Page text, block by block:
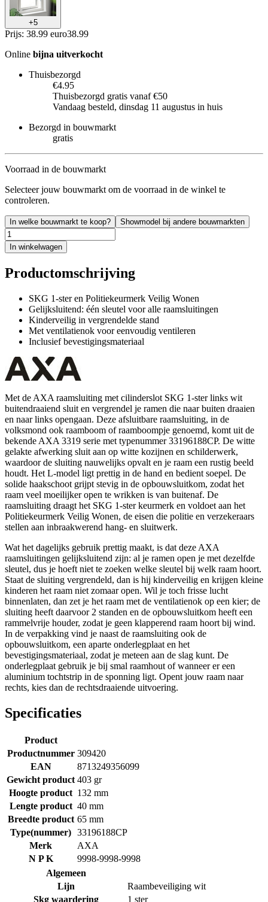
+5
Prijs: 38.99 euro38.99
Online bijna uitverkocht
Thuisbezorgd
€4.95
Thuisbezorgd gratis vanaf €50
Vandaag besteld, dinsdag 11 augustus in huis
Bezorgd in bouwmarkt
gratis
Voorraad in de bouwmarkt
Selecteer jouw bouwmarkt om de voorraad in de winkel te
controleren.
In welke bouwmarkt te koop? Showmodel bij andere bouwmarkten
In winkelwagen
Productomschrijving
SKG 1-ster en Politiekeurmerk Veilig Wonen
Gelijksluitend: één sleutel voor alle raamsluitingen
Kinderveilig in vergrendelde stand
Met ventilatienok voor eenvoudig ventileren
Inclusief bevestigingsmateriaal
Met de AXA raamsluiting met cilinderslot SKG 1-ster links wit
buitendraaiend sluit en vergrendel je ramen die naar buiten draaien
en naar links opengaan. Deze afsluitbare raamsluiting, in de
volksmond ook raamboom of raamboompje genoemd, komt uit de
bekende AXA 3319 serie met typenummer 33196188CP. De witte
gelakte afwerking sluit aan op witte kozijnen en schilderwerk,
waardoor de sluiting nauwelijks opvalt en je raam een rustig beeld
houdt. Het L-model ligt prettig in de hand en bedient soepel. De
solide haakschoot grijpt stevig in de opbouwsluitkom, zodat het
raam veel moeilijker open te wrikken is van buitenaf. De
raamsluiting draagt het SKG 1-ster keurmerk en voldoet aan het
Politiekeurmerk Veilig Wonen, de eisen die politie en verzekeraars
stellen aan inbraakwerend hang- en sluitwerk.
Wat het dagelijks gebruik prettig maakt, is dat deze AXA
raamsluitingen gelijksluitend zijn: al je ramen open je met dezelfde
sleutel, dus je hoeft niet te zoeken welke sleutel bij welk raam hoort.
Staat de sluiting vergrendeld, dan is hij kinderveilig en krijgen kleine
kinderen het raam niet zomaar open. Wil je toch frisse lucht
binnenlaten, dan zet je het raam met de ventilatienok op een kier; de
sluiting heeft daarvoor 2 standen en de opbouwsluitkom heeft een
rammelvrije houder, zodat je geen klapperend raam hoort bij wind.
In de verpakking vind je naast de raamsluiting ook de
opbouwsluitkom, een aparte onderlegplaat en het
bevestigingsmateriaal, zodat je meteen aan de slag kunt. De
onderlegplaat gebruik je bij smal raamhout of wanneer er een
aluminium tochtstrip in de sponning ligt. Opent jouw raam naar
rechts, kies dan de rechtsdraaiende uitvoering.
Specificaties
Product
Productnummer 309420
EAN
8713249356099
Gewicht product 403 gr
Hoogte product 132 mm
Lengte product 40 mm
Breedte product 65 mm
Type(nummer) 33196188CP
Merk
AXA
N P K
9998-9998-9998
Algemeen
Lijn
Raambeveiliging wit
Skg waardering
1 ster